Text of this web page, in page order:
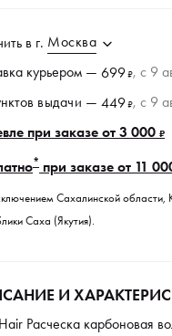
в г. Москва
курьером —699₽, c 9
выдачи —449₽, c 9
при заказе от 3 000₽
* при заказе от 11
Сахалинской области,
Саха (Якутия).
И
Расческа карбоновая